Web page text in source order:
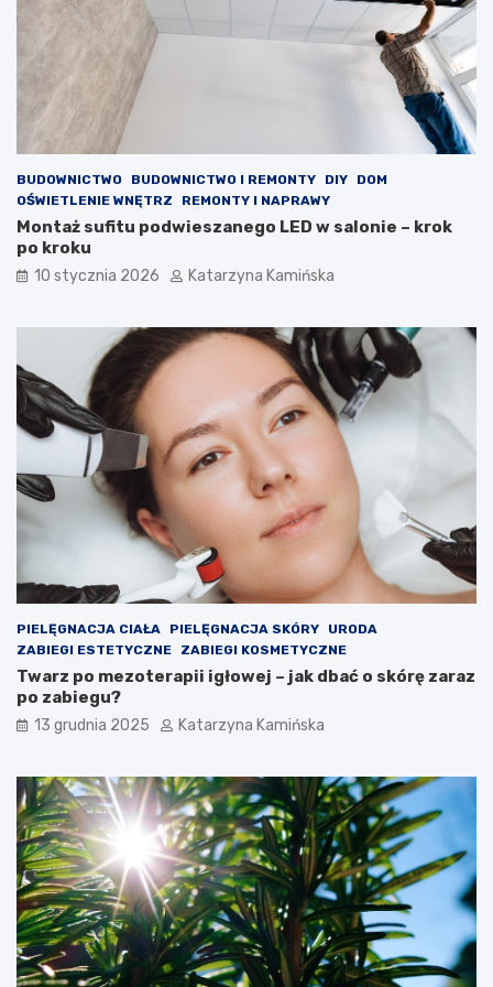
ś
i
e
t
r
z
m
e
s
c
z
e
a
c
h
t
e
m
?
P
r
t
y
,
k
ó
e
r
t
o
s
p
o
ż
y
a
ć
BUDOWNICTWO BUDOWNICTWO I REMONTY DIY
DOM
OŚWIETLENIE WNĘTRZ
REMONTY I NAPRAWY
Montaż sufitu podwieszanego LED w salonie – krok
po kroku
10 stycznia 2026 Katarzyna Kamińska
PIELĘGNACJA CIAŁA PIELĘGNACJA SKÓRY
URODA
ZABIEGI ESTETYCZNE
ZABIEGI KOSMETYCZNE
Twarz po mezoterapii igłowej – jak dbać o skórę zaraz
po zabiegu?
13 grudnia 2025 Katarzyna Kamińska